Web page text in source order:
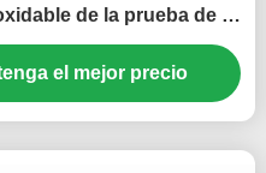
de la prueba de la
para el convertidor de la
convertidor de poder
el mejor precio